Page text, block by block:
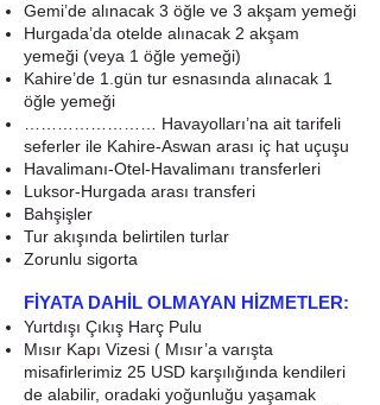
Gemi’de alınacak 3 öğle ve 3 akşam yemeği
Hurgada’da otelde alınacak 2 akşam
yemeği (veya 1 öğle yemeği)
Kahire’de 1.gün tur esnasında alınacak 1
öğle yemeği
…………………… Havayolları’na ait tarifeli
seferler ile Kahire-Aswan arası iç hat uçuşu
Havalimanı-Otel-Havalimanı transferleri
Luksor-Hurgada arası transferi
Bahşişler
Tur akışında belirtilen turlar
Zorunlu sigorta
FİYATA DAHİL OLMAYAN HİZMETLER:
Yurtdışı Çıkış Harç Pulu
Mısır Kapı Vizesi ( Mısır’a varışta
misafirlerimiz 25 USD karşılığında kendileri
de alabilir, oradaki yoğunluğu yaşamak